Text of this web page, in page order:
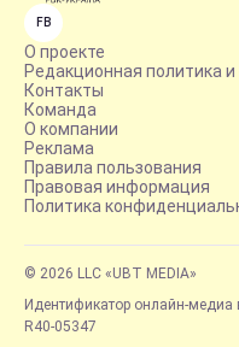
FB
О проекте
Редакционная политика
Контакты
Команда
О компании
Реклама
Правила пользования
Правовая информация
Политика
© 2026 LLC «UBT MEDIA»
Идентификатор онлайн-медиа
R40-05347